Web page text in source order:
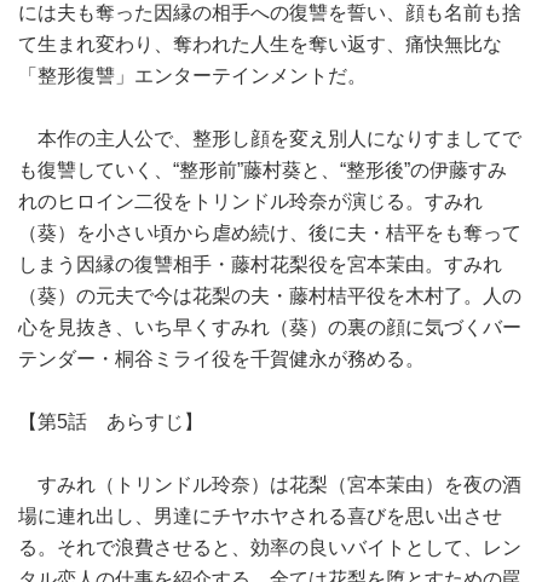
には夫も奪った因縁の相手への復讐を誓い、顔も名前も捨
て生まれ変わり、奪われた人生を奪い返す、痛快無比な
「整形復讐」エンターテインメントだ。
本作の主人公で、整形し顔を変え別人になりすましてで
も復讐していく、“整形前”藤村葵と、“整形後”の伊藤すみ
れのヒロイン二役をトリンドル玲奈が演じる。すみれ
（葵）を小さい頃から虐め続け、後に夫・桔平をも奪って
しまう因縁の復讐相手・藤村花梨役を宮本茉由。すみれ
（葵）の元夫で今は花梨の夫・藤村桔平役を木村了。人の
心を見抜き、いち早くすみれ（葵）の裏の顔に気づくバー
テンダー・桐谷ミライ役を千賀健永が務める。
【第5話 あらすじ】
すみれ（トリンドル玲奈）は花梨（宮本茉由）を夜の酒
場に連れ出し、男達にチヤホヤされる喜びを思い出させ
る。それで浪費させると、効率の良いバイトとして、レン